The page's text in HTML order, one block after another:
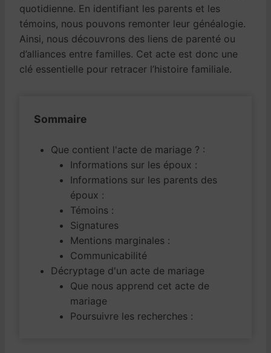
quotidienne. En identifiant les parents et les
témoins, nous pouvons remonter leur généalogie.
Ainsi, nous découvrons des liens de parenté ou
d’alliances entre familles. Cet acte est donc une
clé essentielle pour retracer l’histoire familiale.
Sommaire
Que contient l'acte de mariage ? :
Informations sur les époux :
Informations sur les parents des
époux :
Témoins :
Signatures
Mentions marginales :
Communicabilité
Décryptage d'un acte de mariage
Que nous apprend cet acte de
mariage
Poursuivre les recherches :